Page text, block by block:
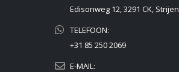
Edisonweg 12, 3291 CK, Strijen
TELEFOON:
+31 85 250 2069
E-MAIL: